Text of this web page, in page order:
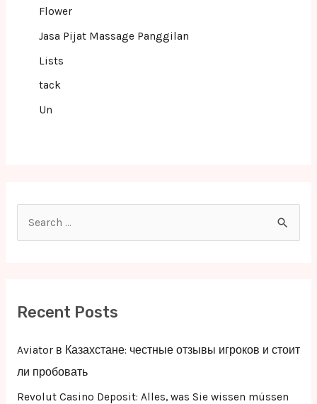
Flower
Jasa Pijat Massage Panggilan
Lists
tack
Un
f
o
Recent Posts
Aviator в Казахстане: честные отзывы игроков и стоит
ли пробовать
Revolut Casino Deposit: Alles, was Sie wissen müssen